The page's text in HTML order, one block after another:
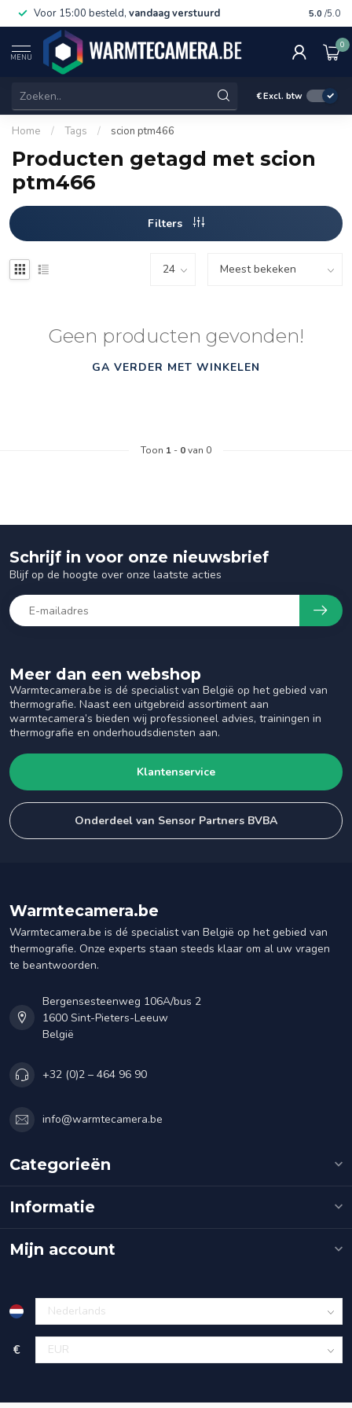
Voor 15:00 besteld, vandaag verstuurd Gratis
5.0 /5.0
MENU
0
€Excl. btw
Home / Tags / scion ptm466
Producten getagd met scion
ptm466
Filters
Geen producten gevonden!
GA VERDER MET WINKELEN
Toon 1 - 0van 0
Meer dan een webshop
Warmtecamera.be is dé specialist van België op het gebied van
thermografie. Naast een uitgebreid assortiment aan
warmtecamera’s bieden wij professioneel advies, trainingen in
thermografie en onderhoudsdiensten aan.
Klantenservice
Onderdeel van Sensor Partners BVBA
Schrijf in voor onze nieuwsbrief
Blijf op de hoogte over onze laatste acties
Warmtecamera.be
Warmtecamera.be is dé specialist van België op het gebied van
thermografie. Onze experts staan steeds klaar om al uw vragen
te beantwoorden.
Bergensesteenweg 106A/bus 2
1600 Sint-Pieters-Leeuw
België
+32 (0)2 – 464 96 90
info@warmtecamera.be
Categorieën
Informatie
Mijn account
€